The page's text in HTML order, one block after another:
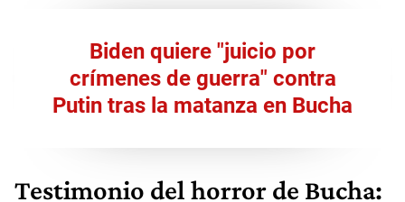
Biden quiere "juicio por
crímenes de guerra" contra
Putin tras la matanza en Bucha
Testimonio del horror de Bucha: